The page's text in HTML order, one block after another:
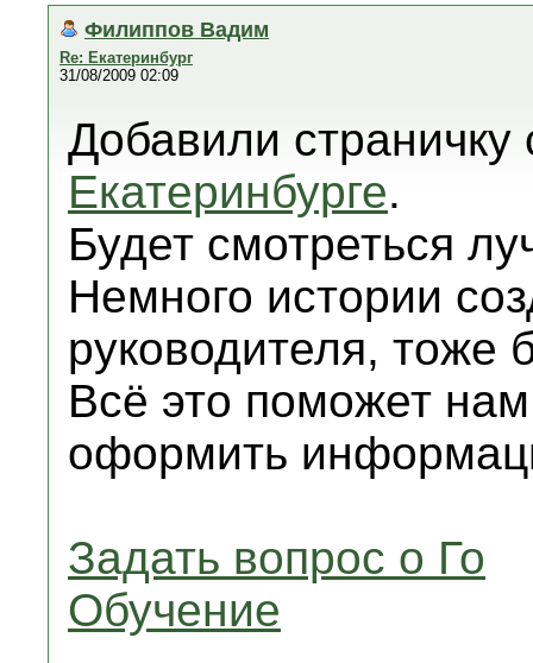
Филиппов Вадим
Re: Екатеринбург
31/08/2009 02:09
Добавили
Екатеринбурге.
Будет смотреться
Немного истории
руководителя, тоже
Всё это поможет
оформить
Задать вопрос о Го
Обучение